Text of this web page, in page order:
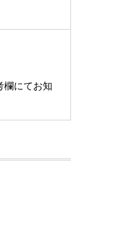
欄にてお知